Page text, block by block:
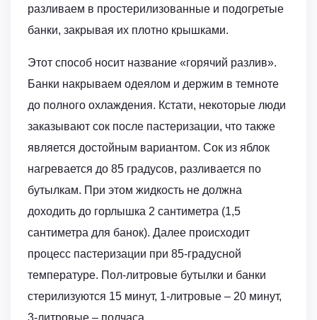
разливаем в простерилизованные и подогретые
банки, закрывая их плотно крышками.
Этот способ носит название «горячий разлив».
Банки накрываем одеялом и держим в темноте
до полного охлаждения. Кстати, некоторые люди
заказывают сок после пастеризации, что также
является достойным вариантом. Сок из яблок
нагревается до 85 градусов, разливается по
бутылкам. При этом жидкость не должна
доходить до горлышка 2 сантиметра (1,5
сантиметра для банок). Далее происходит
процесс пастеризации при 85-градусной
температуре. Пол-литровые бутылки и банки
стерилизуются 15 минут, 1-литровые – 20 минут,
3-литровые – полчаса.